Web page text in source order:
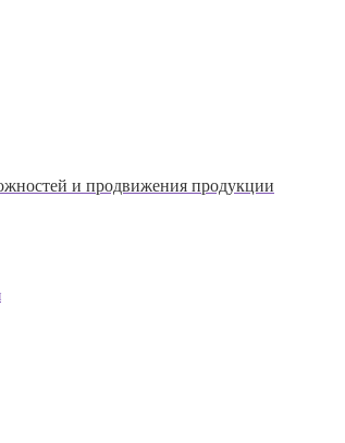
и продвижения продукции